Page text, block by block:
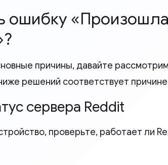
ошибку
причины, давайте
решений соответствует
сервера Reddit
проверьте, работает ли